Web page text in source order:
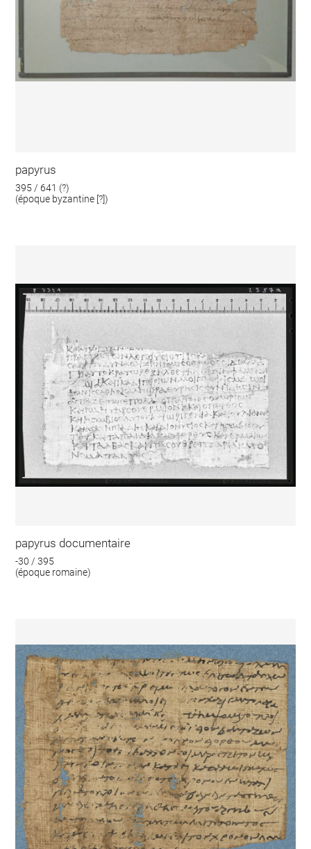
papyrus
395 / 641 (?)
(époque byzantine [?])
papyrus documentaire
-30 / 395
(époque romaine)